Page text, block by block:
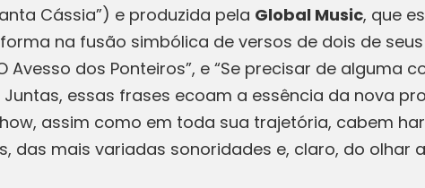
Cássia”) e produzida pela Global Music, que
na fusão simbólica de versos de dois de
Avesso dos Ponteiros”, e “Se precisar de alguma
Juntas, essas frases ecoam a essência da nova
assim como em toda sua trajetória, cabem
das mais variadas sonoridades e, claro, do olhar